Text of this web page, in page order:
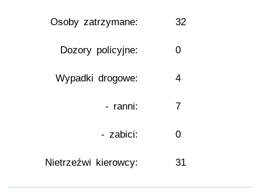
Osoby zatrzymane: 32
Dozory policyjne: 0
Wypadki drogowe: 4
- ranni: 7
- zabici: 0
Nietrzeźwi kierowcy: 31